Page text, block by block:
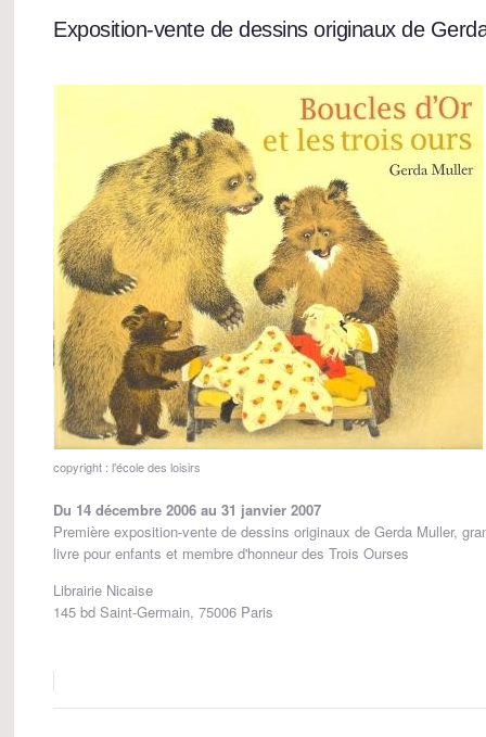
Exposition-vente de dessins originaux de
copyright : l'école des loisirs
Du 14 décembre 2006 au 31 janvier 2007
Première exposition-vente de dessins originaux de Gerda Muller,
livre pour enfants et membre d'honneur des Trois Ourses
Librairie Nicaise
145 bd Saint-Germain, 75006 Paris